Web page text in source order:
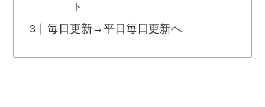
ト
毎日更新→平日毎日更新へ